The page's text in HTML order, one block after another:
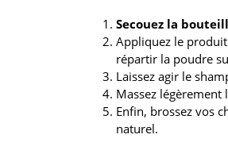
Secouez la
Appliquez le produit
répartir la poudre
Laissez agir le
Massez
Enfin, brossez vos
naturel.